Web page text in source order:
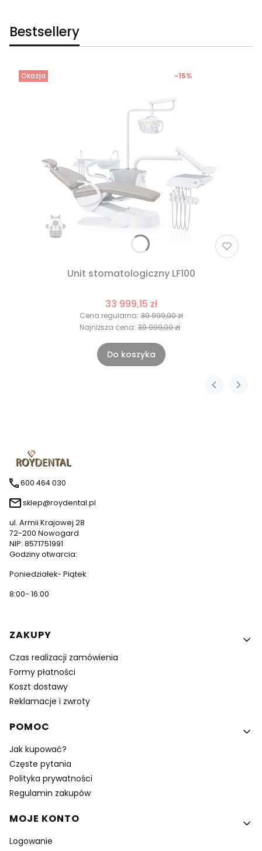
Bestsellery
Okazja
Unit stomatologiczny LF100
33 999,15 zł
Cena regularna: 39 999,00 zł
-15%
Najniższa cena: 39 999,00 zł
Do koszyka
600 464 030
sklep@roydental.pl
ul. Armii Krajowej 28
72-200 Nowogard
NIP: 8571751991
Godziny otwarcia:
Poniedziałek- Piątek
8:00- 16:00
Linki w stopce
ZAKUPY
Czas realizacji zamówienia
Formy płatności
Koszt dostawy
Reklamacje i zwroty
POMOC
Jak kupować?
Częste pytania
Polityka prywatności
Regulamin zakupów
MOJE KONTO
Logowanie